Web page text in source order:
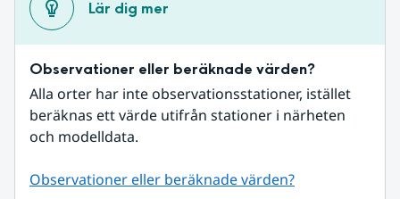
Lär dig mer
Observationer eller beräknade värden?
Alla orter har inte observationsstationer, istället
beräknas ett värde utifrån stationer i närheten
och modelldata.
Observationer eller beräknade värden?